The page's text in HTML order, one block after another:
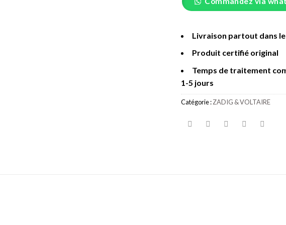
Livraison partout dans
Produit certifié original
Temps de traitement
1-5 jours
Catégorie :ZADIG & VOLTAIRE